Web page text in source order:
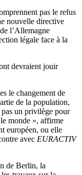
pas le refus
nouvelle directive
l’Allemagne
légale face à la
devraient jouir
le changement de
de la population,
pas un privilège pour
monde », affirme
européen, ou elle
avec EURACTIV
de Berlin, la